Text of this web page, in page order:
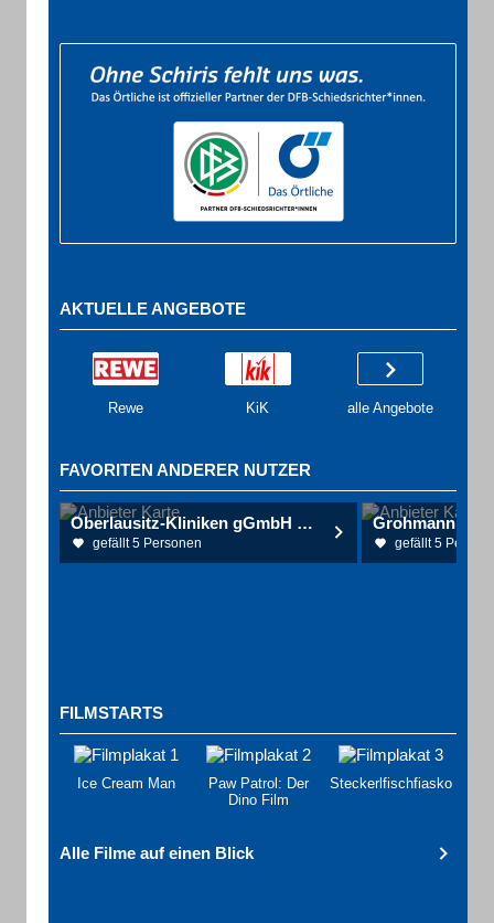
AKTUELLE ANGEBOTE
Rewe KiK alle Angebote
FAVORITEN ANDERER NUTZER
Oberlausitz-Kliniken gGmbH Vermittlung
gefällt 5 Personen gefällt 5
FILMSTARTS
Ice Cream Man
Paw Patrol: Der
Dino Film
Steckerlfischfiasko
Alle Filme auf einen Blick